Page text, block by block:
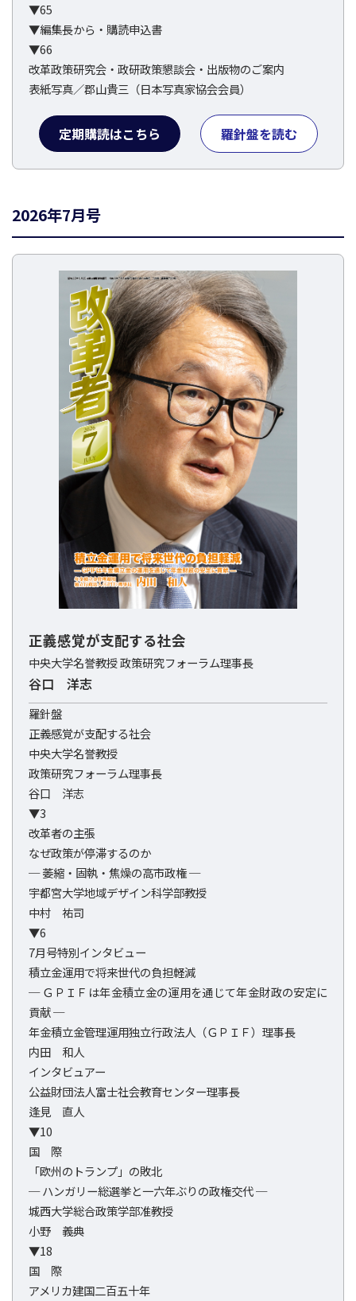
▼65
▼編集長から・購読申込書
▼66
改革政策研究会・政研政策懇談会・出版物のご案内
表紙写真／郡山貴三（日本写真家協会会員）
定期購読はこちら 羅針盤を読む
2026年7月号
正義感覚が支配する社会
中央大学名誉教授 政策研究フォーラム理事長
谷口 洋志
羅針盤
正義感覚が支配する社会
中央大学名誉教授
政策研究フォーラム理事長
谷口 洋志
▼3
改革者の主張
なぜ政策が停滞するのか
─ 萎縮・固執・焦燥の高市政権 ─
宇都宮大学地域デザイン科学部教授
中村 祐司
▼6
7月号特別インタビュー
積立金運用で将来世代の負担軽減
─ ＧＰＩＦは年金積立金の運用を通じて年金財政の安定に
貢献 ─
年金積立金管理運用独立行政法人（ＧＰＩＦ）理事長
内田 和人
インタビュアー
公益財団法人富士社会教育センター理事長
逢見 直人
▼10
国 際
「欧州のトランプ」の敗北
─ ハンガリー総選挙と一六年ぶりの政権交代 ─
城西大学総合政策学部准教授
小野 義典
▼18
国 際
アメリカ建国二百五十年